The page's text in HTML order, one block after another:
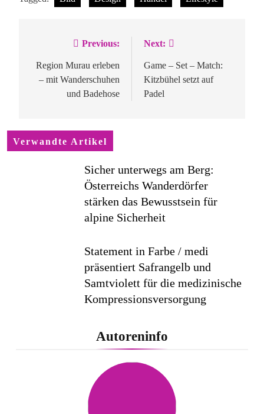
Beitragsnavigation
Previous:
Region Murau erleben
– mit Wanderschuhen
und Badehose
Next:
Game – Set – Match:
Kitzbühel setzt auf
Padel
Verwandte Artikel
Sicher unterwegs am Berg:
Österreichs Wanderdörfer
stärken das Bewusstsein für
alpine Sicherheit
Statement in Farbe / medi
präsentiert Safrangelb und
Samtviolett für die medizinische
Kompressionsversorgung
PEPE JEANS LONDON AW26
Flachste mechanische
Weltzeituhr gewinnt Red Dot:
Autoreninfo